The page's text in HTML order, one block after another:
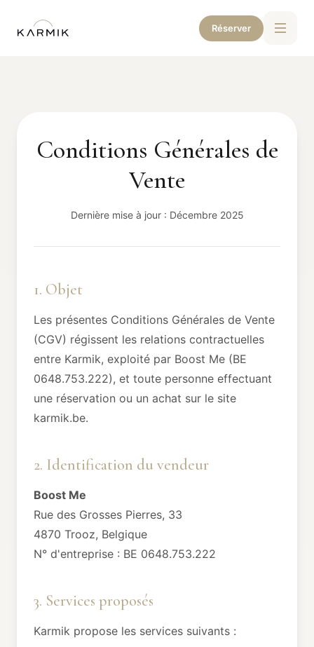
Réserver
Conditions Générales de
Vente
Dernière mise à jour : Décembre 2025
1. Objet
Les présentes Conditions Générales de Vente
(CGV) régissent les relations contractuelles
entre Karmik, exploité par Boost Me (BE
0648.753.222), et toute personne effectuant
une réservation ou un achat sur le site
karmik.be.
2. Identification du vendeur
Boost Me
Rue des Grosses Pierres, 33
4870 Trooz, Belgique
N° d'entreprise : BE 0648.753.222
3. Services proposés
Karmik propose les services suivants :